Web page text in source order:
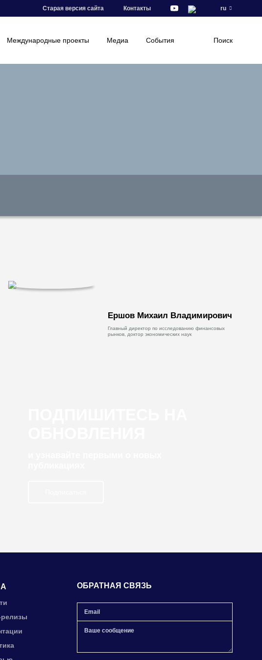
Старая версия сайта Контакты ru
Международные проекты Медиа События Поиск
Ершов Михаил Владимирович
Главный директор по исследованию финансовых
рынков, доктор экономических наук
ОБРАТНАЯ СВЯЗЬ